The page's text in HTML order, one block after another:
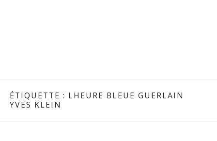
ÉTIQUETTE : LHEURE BLEUE GUERLAIN
YVES KLEIN